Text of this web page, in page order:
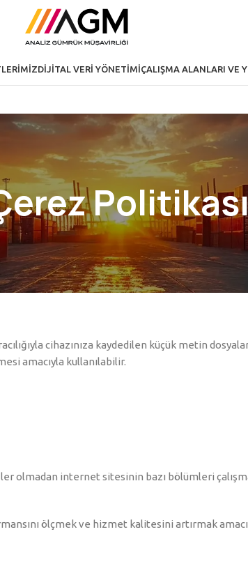
DIJITAL VERI YÖNETIMIÇALIŞMA ALANLARI VE
cihazınıza kaydedilen küçük metin
amacıyla kullanılabilir.
olmadan internet sitesinin bazı bölümleri
ölçmek ve hizmet kalitesini artırmak